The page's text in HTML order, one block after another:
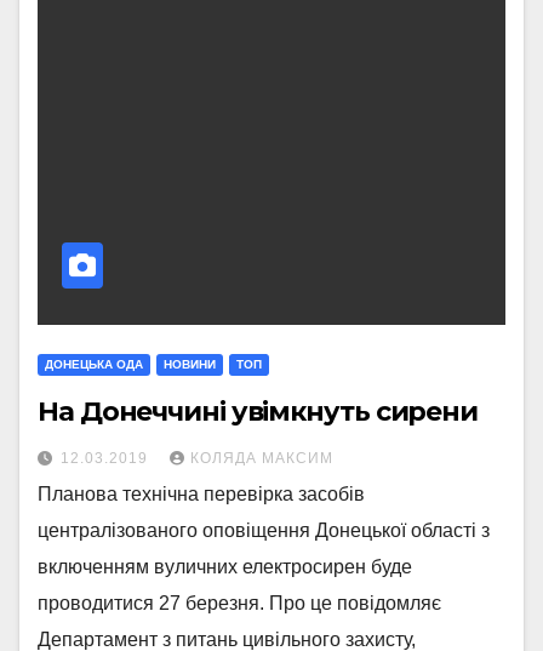
ДОНЕЦЬКА ОДА НОВИНИ ТОП
На Донеччині увімкнуть сирени
12.03.2019 КОЛЯДА МАКСИМ
Планова технічна перевірка засобів
централізованого оповіщення Донецької області з
включенням вуличних електросирен буде
проводитися 27 березня. Про це повідомляє
Департамент з питань цивільного захисту,